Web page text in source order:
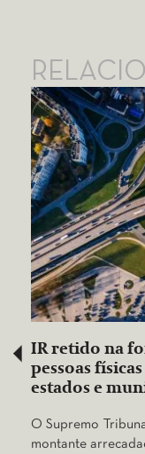
IR retido na
pessoas
estados e
O Supremo
montante